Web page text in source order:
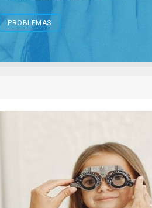
PROBLEMAS